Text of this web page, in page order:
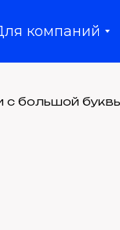
компаний
с большой